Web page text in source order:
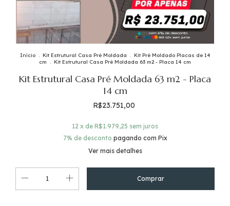
Início Kit Estrutural Casa Pré Moldada
Kit Pré Moldado Placas de 14
cm
Kit Estrutural Casa Pré Moldada 63 m2 - Placa 14 cm
Kit Estrutural Casa Pré Moldada 63 m2 - Placa
14 cm
R$23.751,00
12 x de R$1.979,25 sem juros
7% de desconto pagando com Pix
Ver mais detalhes